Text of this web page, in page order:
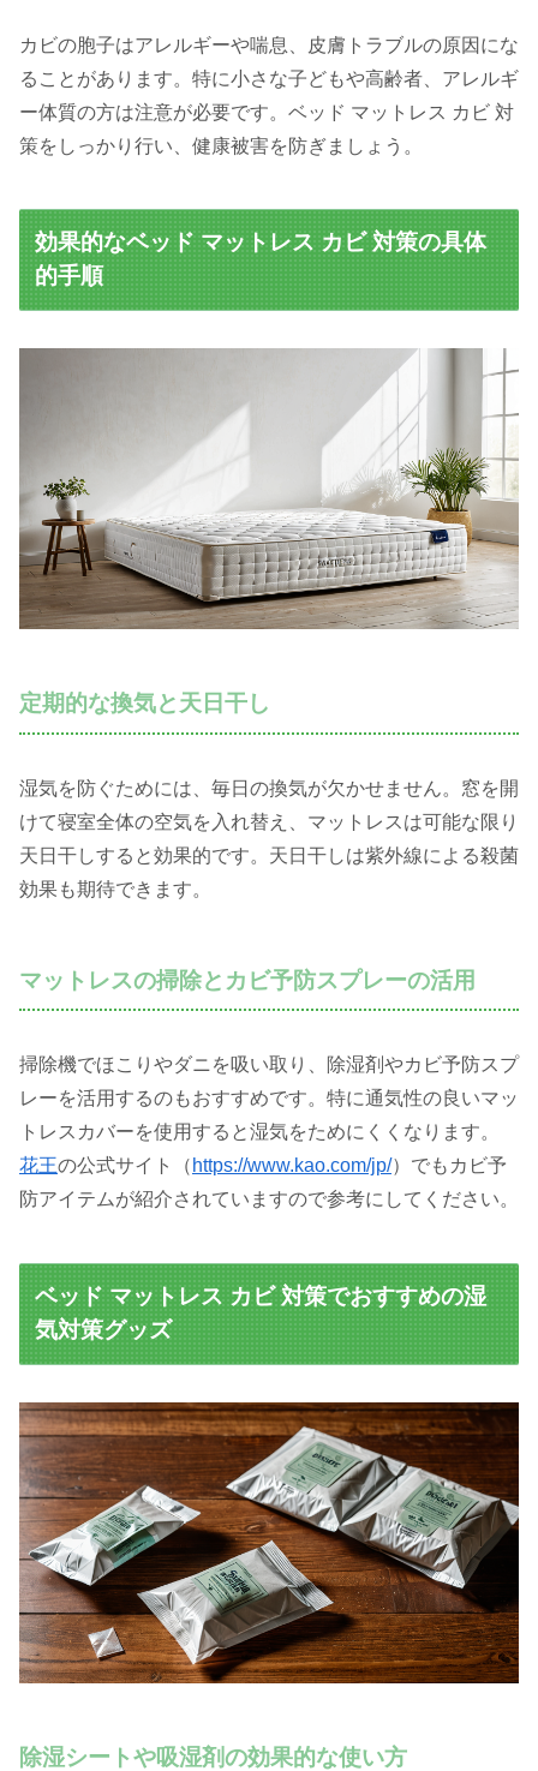
カビの胞子はアレルギーや喘息、皮膚トラブルの原因にな
ることがあります。特に小さな子どもや高齢者、アレルギ
ー体質の方は注意が必要です。ベッド マットレス カビ 対
策をしっかり行い、健康被害を防ぎましょう。
効果的なベッド マットレス カビ 対策の具体
的手順
定期的な換気と天日干し
湿気を防ぐためには、毎日の換気が欠かせません。窓を開
けて寝室全体の空気を入れ替え、マットレスは可能な限り
天日干しすると効果的です。天日干しは紫外線による殺菌
効果も期待できます。
マットレスの掃除とカビ予防スプレーの活用
掃除機でほこりやダニを吸い取り、除湿剤やカビ予防スプ
レーを活用するのもおすすめです。特に通気性の良いマッ
トレスカバーを使用すると湿気をためにくくなります。
花王の公式サイト（ https://www.kao.com/jp/）でもカビ予
防アイテムが紹介されていますので参考にしてください。
ベッド マットレス カビ 対策でおすすめの湿
気対策グッズ
除湿シートや吸湿剤の効果的な使い方